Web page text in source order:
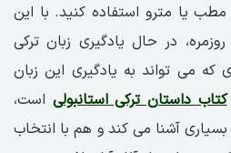
یا مترو استفاده کنید. با این
در حال یادگیری زبان ترکی
که می تواند به یادگیری این زبان
کتاب داستان ترکی استانبولی است،
بسیاری آشنا می کند و هم با انتخاب